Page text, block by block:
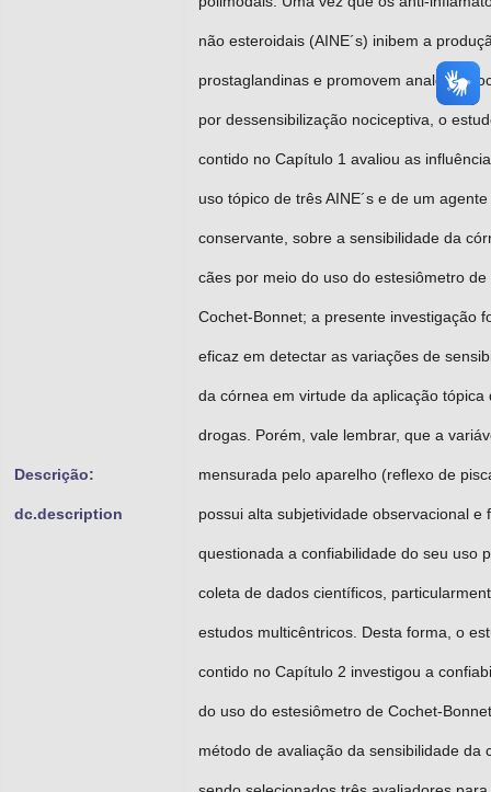
Descrição:
dc.description
não esteroidais (AINE´s) inibem a
prostaglandinas e promovem analgesia
por dessensibilização nociceptiva, o
contido no Capítulo 1 avaliou as
uso tópico de três AINE´s e de um agente
conservante, sobre a sensibilidade da
cães por meio do uso do estesiômetro de
Cochet-Bonnet; a presente investigação
eficaz em detectar as variações de
da córnea em virtude da aplicação tópica
drogas. Porém, vale lembrar, que a
mensurada pelo aparelho (reflexo de
possui alta subjetividade observacional e
questionada a confiabilidade do seu uso
coleta de dados científicos,
estudos multicêntricos. Desta forma, o
contido no Capítulo 2 investigou a
do uso do estesiômetro de Cochet-
método de avaliação da sensibilidade da